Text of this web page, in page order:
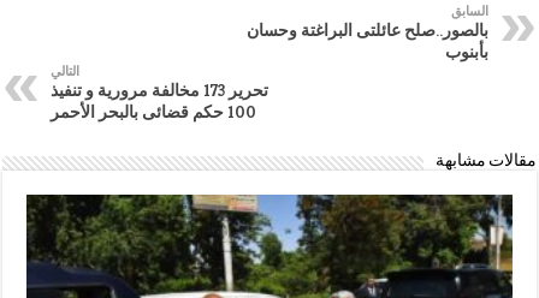
السابق
بالصور..صلح عائلتى البراغتة وحسان
بأبنوب
التالي
تحرير 173 مخالفة مرورية و تنفيذ
100 حكم قضائى بالبحر الأحمر
مقالات مشابهة